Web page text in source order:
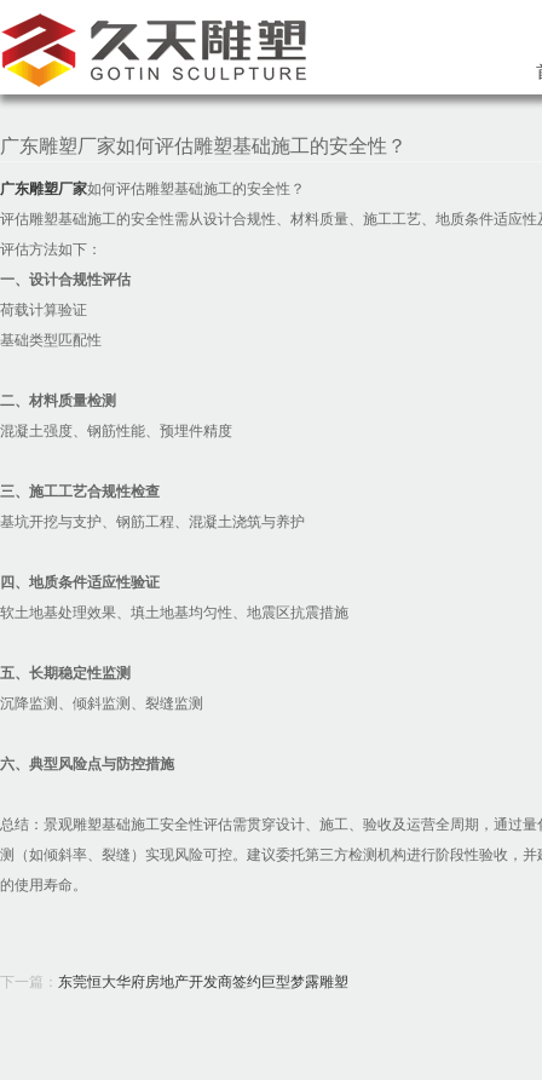
广东雕塑厂家如何评估雕塑基础施工的安全性？
广东雕塑厂家如何评估雕塑基础施工的安全性？
评估雕塑基础施工的安全性需从设计合规性、材料质量、施工工艺、地质条件适应
评估方法如下：
一、设计合规性评估
荷载计算验证
基础类型匹配性
二、材料质量检测
混凝土强度、钢筋性能、预埋件精度
三、施工工艺合规性检查
基坑开挖与支护、钢筋工程、混凝土浇筑与养护
四、地质条件适应性验证
软土地基处理效果、填土地基均匀性、地震区抗震措施
‌五、长期稳定性监测
沉降监测、倾斜监测、裂缝监测
六、典型风险点与防控措施
总结‌：景观雕塑基础施工安全性评估需贯穿设计、施工、验收及运营全周期，通过
测（如倾斜率、裂缝）实现风险可控。建议委托第三方检测机构进行阶段性验收，
的使用寿命。
下一篇： 东莞恒大华府房地产开发商签约巨型梦露雕塑